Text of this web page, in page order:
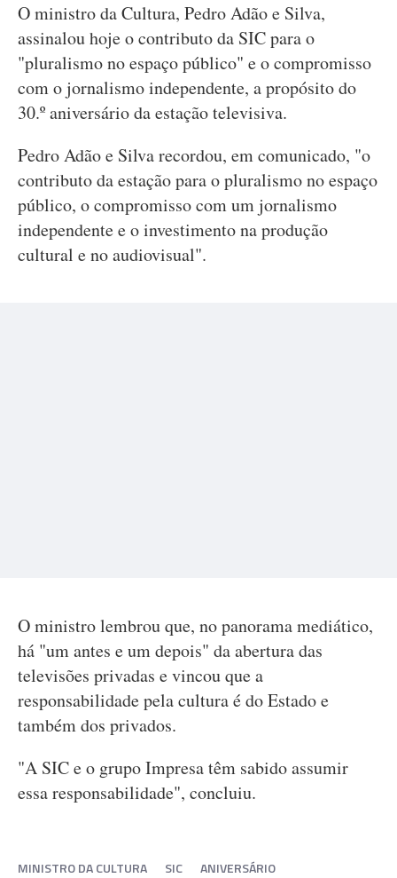
O ministro da Cultura, Pedro Adão e Silva,
assinalou hoje o contributo da SIC para o
"pluralismo no espaço público" e o compromisso
com o jornalismo independente, a propósito do
30.º aniversário da estação televisiva.
Pedro Adão e Silva recordou, em comunicado, "o
contributo da estação para o pluralismo no espaço
público, o compromisso com um jornalismo
independente e o investimento na produção
cultural e no audiovisual".
O ministro lembrou que, no panorama mediático,
há "um antes e um depois" da abertura das
televisões privadas e vincou que a
responsabilidade pela cultura é do Estado e
também dos privados.
"A SIC e o grupo Impresa têm sabido assumir
essa responsabilidade", concluiu.
MINISTRO DA CULTURA SIC
ANIVERSÁRIO